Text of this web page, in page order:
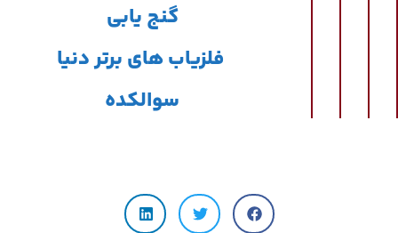
گنج یابی
فلزیاب های برتر دنیا
سوالکده